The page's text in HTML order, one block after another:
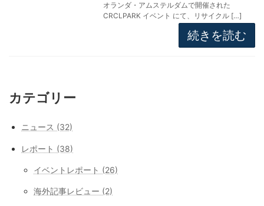
オランダ・アムステルダムで開催された
CRCLPARK イベント にて、リサイクル […]
続きを読む
カテゴリー
ニュース (32)
レポート (38)
イベントレポート (26)
海外記事レビュー (2)